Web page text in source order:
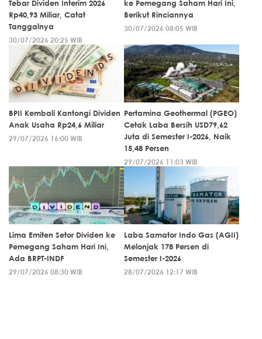
Tebar Dividen Interim 2026
Rp40,93 Miliar, Catat
Tanggalnya
30/07/2026 20:25 WIB
ke Pemegang Saham Hari Ini,
Berikut Rinciannya
30/07/2026 08:05 WIB
BPII Kembali Kantongi Dividen
Anak Usaha Rp24,6 Miliar
29/07/2026 16:00 WIB
Pertamina Geothermal (PGEO)
Cetak Laba Bersih USD79,62
Juta di Semester I-2026, Naik
15,48 Persen
29/07/2026 11:03 WIB
Lima Emiten Setor Dividen ke
Pemegang Saham Hari Ini,
Ada BRPT-INDF
29/07/2026 08:30 WIB
Laba Samator Indo Gas (AGII)
Melonjak 178 Persen di
Semester I-2026
28/07/2026 12:17 WIB